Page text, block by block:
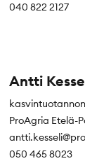
040 822 2127
Antti
ProAgria Etelä-
050 465 8023